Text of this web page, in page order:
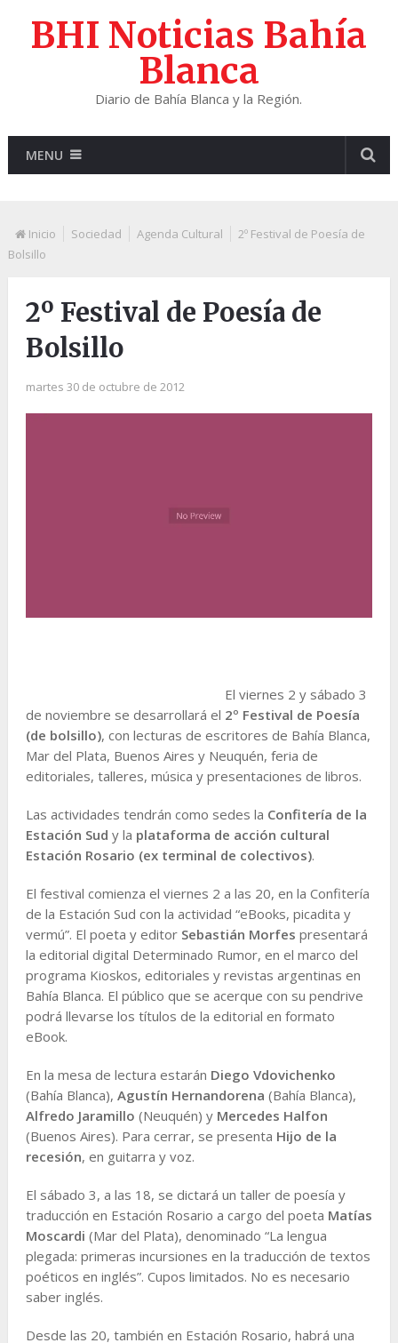
BHI Noticias Bahía
Blanca
Diario de Bahía Blanca y la Región.
MENU
Inicio Sociedad Agenda Cultural
2º Festival de Poesía de
Bolsillo
2º Festival de Poesía de
Bolsillo
martes 30 de octubre de 2012
El viernes 2 y sábado 3
de noviembre se desarrollará el 2º Festival de Poesía
(de bolsillo), con lecturas de escritores de Bahía Blanca,
Mar del Plata, Buenos Aires y Neuquén, feria de
editoriales, talleres, música y presentaciones de libros.
Las actividades tendrán como sedes la Confitería de la
Estación Sud y la plataforma de acción cultural
Estación Rosario (ex terminal de colectivos).
El festival comienza el viernes 2 a las 20, en la Confitería
de la Estación Sud con la actividad “eBooks, picadita y
vermú”. El poeta y editor Sebastián Morfes presentará
la editorial digital Determinado Rumor, en el marco del
programa Kioskos, editoriales y revistas argentinas en
Bahía Blanca. El público que se acerque con su pendrive
podrá llevarse los títulos de la editorial en formato
eBook.
En la mesa de lectura estarán Diego Vdovichenko
(Bahía Blanca), Agustín Hernandorena (Bahía Blanca),
Alfredo Jaramillo (Neuquén) yMercedes Halfon
(Buenos Aires). Para cerrar, se presenta Hijo de la
recesión, en guitarra y voz.
El sábado 3, a las 18, se dictará un taller de poesía y
traducción en Estación Rosario a cargo del poeta Matías
Moscardi (Mar del Plata), denominado “La lengua
plegada: primeras incursiones en la traducción de textos
poéticos en inglés”. Cupos limitados. No es necesario
saber inglés.
Desde las 20, también en Estación Rosario, habrá una